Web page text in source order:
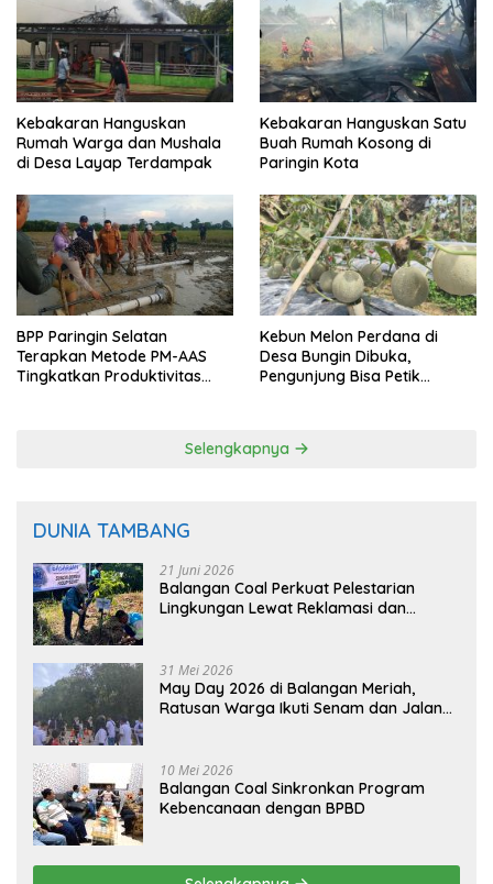
Kebakaran Hanguskan
Rumah Warga dan Mushala
di Desa Layap Terdampak
Kebakaran Hanguskan Satu
Buah Rumah Kosong di
Paringin Kota
BPP Paringin Selatan
Terapkan Metode PM-AAS
Tingkatkan Produktivitas
Kebun Melon Perdana di
Desa Bungin Dibuka,
Pengunjung Bisa Petik
Selengkapnya
DUNIA TAMBANG
21 Juni 2026
Balangan Coal Perkuat Pelestarian
Lingkungan Lewat Reklamasi dan
31 Mei 2026
May Day 2026 di Balangan Meriah,
Ratusan Warga Ikuti Senam dan Jalan
10 Mei 2026
Balangan Coal Sinkronkan Program
Kebencanaan dengan BPBD